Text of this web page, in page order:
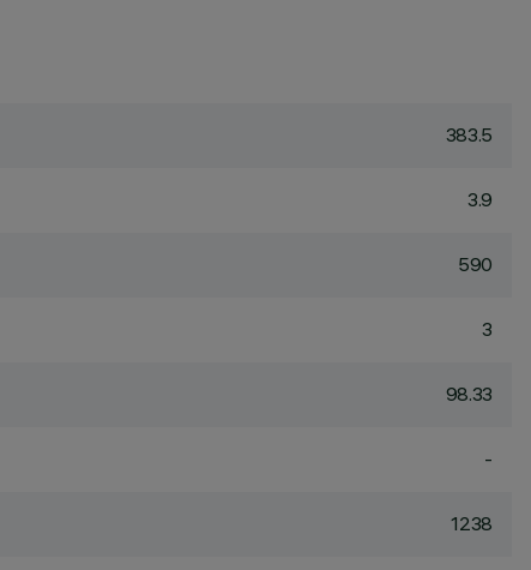
383.5
3.9
590
3
98.33
-
1238